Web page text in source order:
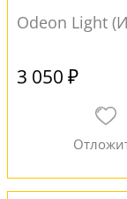
Odeon Light
3 050 ₽